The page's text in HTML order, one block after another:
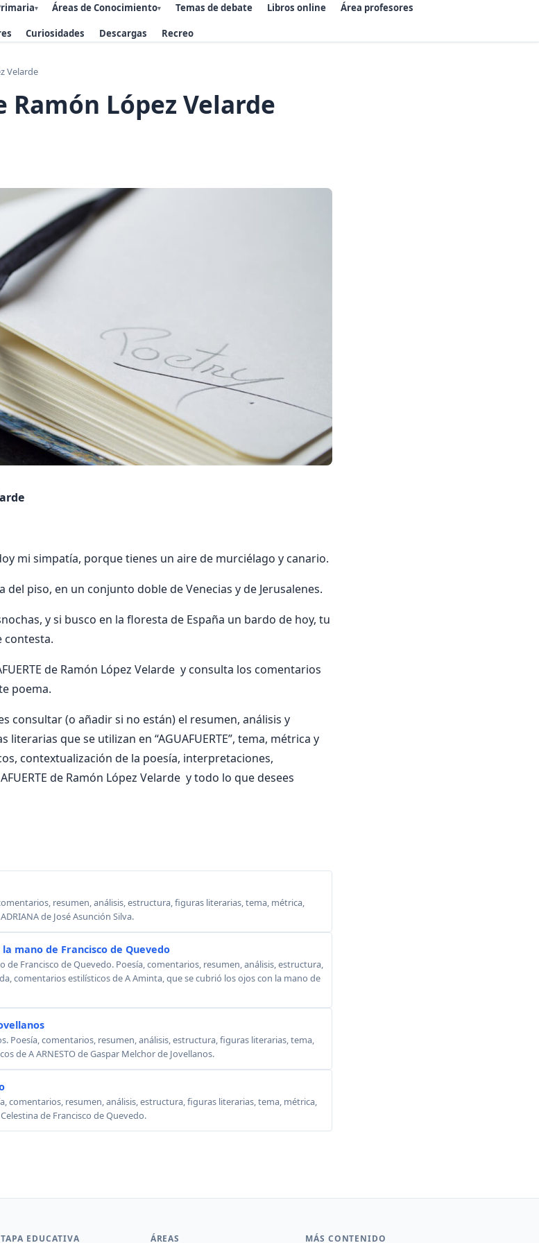
▾ Áreas de Conocimiento▾ Temas de debate Libros online Área profesores
Curiosidades Descargas Recreo
Velarde
Ramón López Velarde
mi simpatía, porque tienes un aire de murciélago y canario.
del piso, en un conjunto doble de Venecias y de Jerusalenes.
y si busco en la floresta de España un bardo de hoy, tu
contesta.
de Ramón López Velarde y consulta los comentarios
poema.
consultar (o añadir si no están) el resumen, análisis y
literarias que se utilizan en “AGUAFUERTE”, tema, métrica y
contextualización de la poesía, interpretaciones,
de Ramón López Velarde y todo lo que desees
resumen, análisis, estructura, figuras literarias, tema, métrica,
de José Asunción Silva.
mano de Francisco de Quevedo
de Francisco de Quevedo. Poesía, comentarios, resumen, análisis, estructura,
comentarios estilísticos de A Aminta, que se cubrió los ojos con la mano de
Poesía, comentarios, resumen, análisis, estructura, figuras literarias, tema,
de A ARNESTO de Gaspar Melchor de Jovellanos.
comentarios, resumen, análisis, estructura, figuras literarias, tema, métrica,
de Francisco de Quevedo.
EDUCATIVA ÁREAS MÁS CONTENIDO